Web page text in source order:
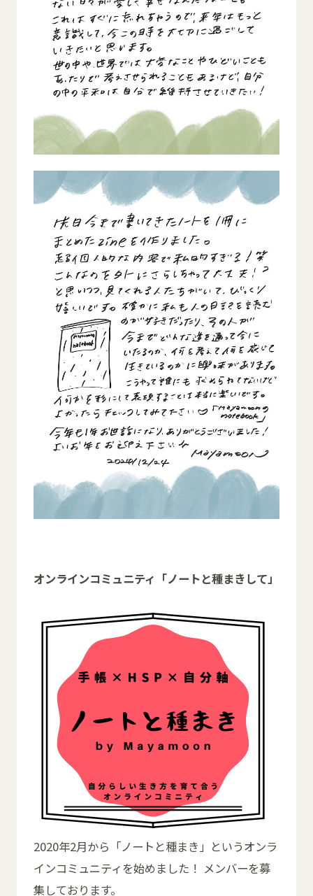
オンラインコミュニティ「ノートと種まきして」
2020年2月から「ノートと種まき」というオンラ
インコミュニティを始めました！ メンバーを募
集しております。